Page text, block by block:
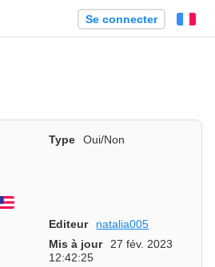
Se connecter
Type
Oui/Non
English
Editeur
natalia005
Mis à jour
27 fév. 2023
12:42:25